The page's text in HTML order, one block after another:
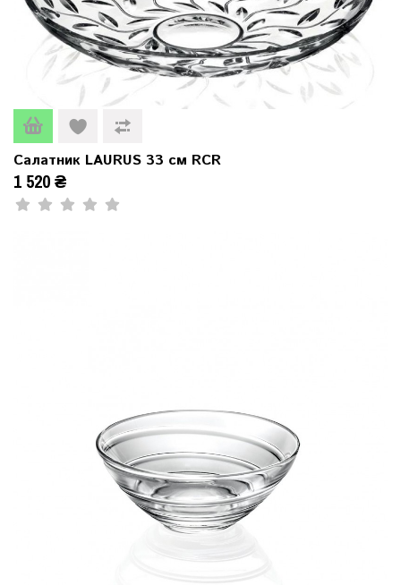
Салатник LAURUS 33 см RCR
1 520 ₴